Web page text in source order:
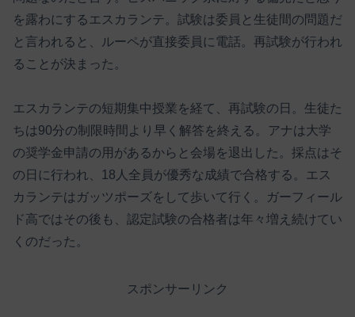
を露わにするエスカランテ。試験は委員と生徒間の問題だ
と言われると、ルーペが直接委員に電話。再試験が行われ
ることが決まった。
エスカランテの短期集中授業を経て、再試験の日。生徒た
ちは90分の制限時間より早く解答を終える。アナは大学
の奨学金申請の用があるからと会場を退出した。採点はそ
の日に行われ、18人全員が優秀な成績で合格する。エス
カランテはガッツポーズをして歩いて行く。ガーフィール
ド高ではその後も、認定試験の合格者は年々増え続けてい
くのだった。
スポンサーリンク